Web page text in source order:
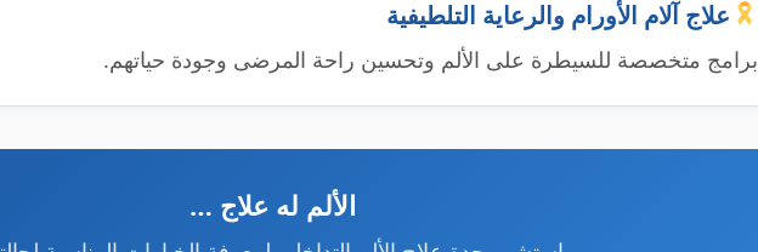
علاج آلام الأورام والرعاية التلطيفية
برامج متخصصة للسيطرة على الألم وتحسين راحة المرضى وجودة حياتهم.
الألم له علاج …